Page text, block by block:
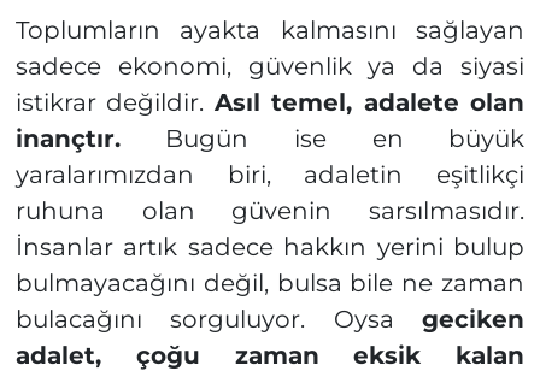
Toplumların ayakta kalmasını sağlayan
sadece ekonomi, güvenlik ya da siyasi
istikrar değildir. Asıl temel, adalete olan
inançtır.Bugün ise en büyük
yaralarımızdan biri, adaletin eşitlikçi
ruhuna olan güvenin sarsılmasıdır.
İnsanlar artık sadece hakkın yerini bulup
bulmayacağını değil, bulsa bile ne zaman
bulacağını sorguluyor. Oysageciken
adalet, çoğu zaman eksik kalan